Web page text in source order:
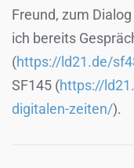
Freund, zum
ich bereits
(https://ld21.de/
SF145 (https://
digitalen-zeiten/).